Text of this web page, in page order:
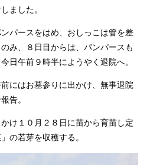
ました。
パースをはめ、おしっこは管を差
み、８日目からは、パンパースも
日午前９時半にようやく退院へ。
にはお墓参りに出かけ、無事退院
告。
け１０月２８日に苗から育苗し定
の若芽を収穫する。